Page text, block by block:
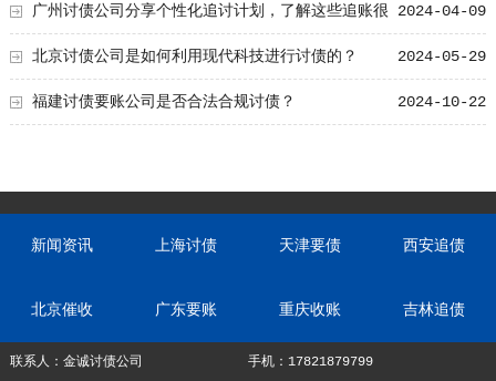
2024-04-09
广州讨债公司分享个性化追讨计划，了解这些追账很
轻松！ 2024-05-29
北京讨债公司是如何利用现代科技进行讨债的？
2024-10-22
福建讨债要账公司是否合法合规讨债？
新闻资讯 上海讨债 天津要债 西安追债
北京催收 广东要账 重庆收账 吉林追债
联系人：金诚讨债公司 手机：17821879799